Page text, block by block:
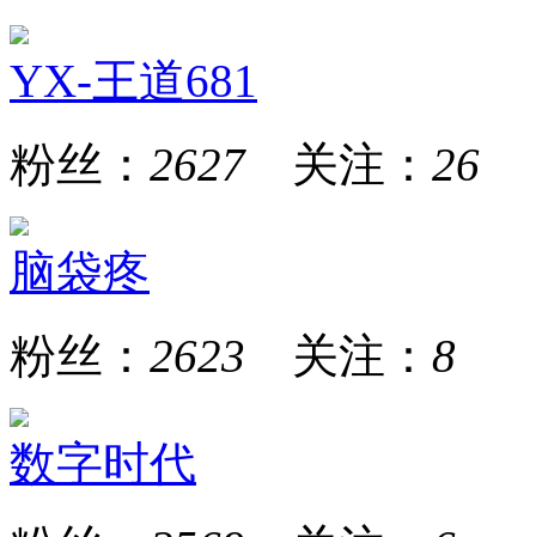
YX-王道681
粉丝： 2627关注： 26
脑袋疼
粉丝： 2623 关注： 8
数字时代